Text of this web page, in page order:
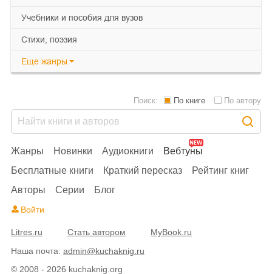
учебники и пособия для вузов
cтихи, поэзия
Еще жанры
© 2008 - 2026 kuchaknig.org
Жанры Новинки Аудиокниги
Вебтуны
Бесплатные книги
Краткий пересказ
Рейтинг книг
Авторы
Серии Блог
Поиск: По книге По автору
Войти
Litres.ru Стать автором
MyBook.ru
Наша почта: admin@kuchaknig.ru